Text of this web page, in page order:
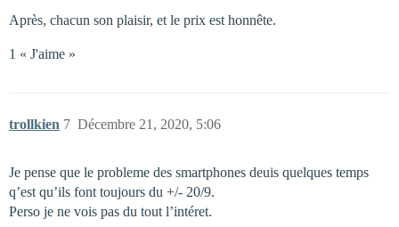
Après, chacun son plaisir, et le prix est honnête.
1 « J'aime »
trollkien Décembre 21, 2020, 5:06
7
Je pense que le probleme des smartphones deuis quelques temps
q’est qu’ils font toujours du +/- 20/9.
Perso je ne vois pas du tout l’intéret.